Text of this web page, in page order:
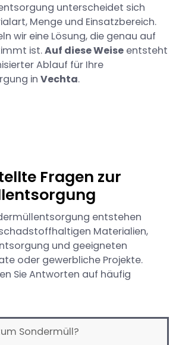
unterscheidet sich
Menge und Einsatzbereich.
wir eine Lösung, die genau auf
ist.Auf diese Weise entsteht
Ablauf für Ihre
in Vechta.
Fragen zur
entstehen
Materialien,
und geeigneten
oder gewerbliche Projekte.
Sie Antworten auf häufig
Sondermüll?